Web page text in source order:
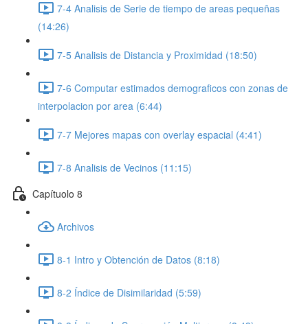
7-4 Analisis de Serie de tiempo de areas pequeñas
(14:26)
7-5 Analisis de Distancia y Proximidad (18:50)
7-6 Computar estimados demograficos con zonas de
interpolacion por area (6:44)
7-7 Mejores mapas con overlay espacial (4:41)
7-8 Analisis de Vecinos (11:15)
Capítuolo 8
Archivos
8-1 Intro y Obtención de Datos (8:18)
8-2 Índice de Disimilaridad (5:59)